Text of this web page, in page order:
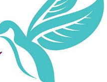
מרפא
לנו להשלים
של האנרגיה
שיצאו מאיזון,